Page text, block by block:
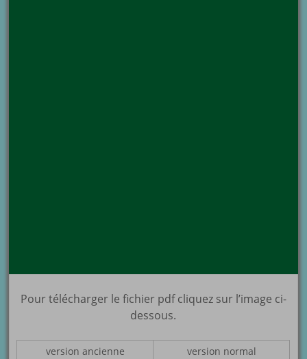
Pour télécharger le fichier pdf cliquez sur l’image ci-
dessous.
version ancienne version normal